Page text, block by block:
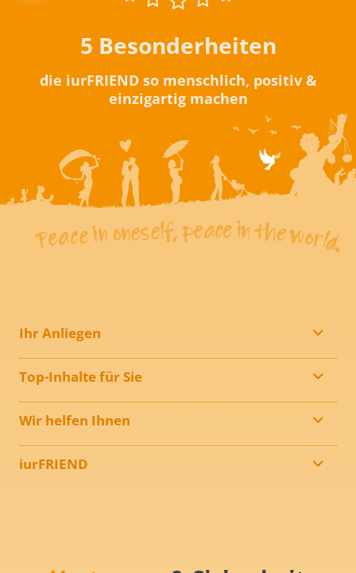
5 Besonderheiten
die iurFRIEND so menschlich, positiv &
einzigartig machen
Ihr Anliegen
Top-Inhalte für Sie
Wir helfen Ihnen
iurFRIEND